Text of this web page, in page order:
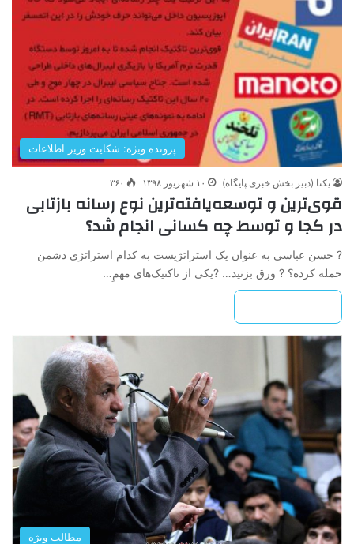
پرونده ویژه: شکایت وزیر اطلاعات
یکتا (دبیر بخش خبری پایگاه) ۱۰ شهریور ۱۳۹۸ ۳۶۰
قوی‌ترین و توسعه‌یافته‌ترین نوع رسانه بازتابی
در کجا و توسط چه کسانی انجام شد؟
? حسن عباسی به عنوان یک استراتژیست به کدام استراتژی دشمن
حمله کرده؟ ? ورق بزنید… ?یکی از تاکتیک‌های مهمِ…
مطالب ویژه